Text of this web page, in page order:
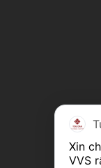
Xin
VVS